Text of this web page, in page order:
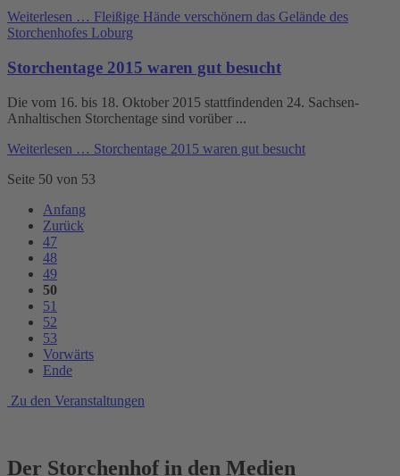
Weiterlesen … Fleißige Hände verschönern das Gelände des
Storchenhofes Loburg
Storchentage 2015 waren gut besucht
Die vom 16. bis 18. Oktober 2015 stattfindenden 24. Sachsen-
Anhaltischen Storchentage sind vorüber ...
Weiterlesen … Storchentage 2015 waren gut besucht
Seite 50 von 53
Anfang
Zurück
47
48
49
50
51
52
53
Vorwärts
Ende
Zu den Veranstaltungen
Der Storchenhof in den Medien